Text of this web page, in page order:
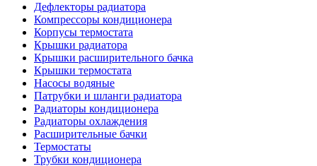
Дефлекторы радиатора
Компрессоры кондиционера
Корпусы термостата
Крышки радиатора
Крышки расширительного бачка
Крышки термостата
Насосы водяные
Патрубки и шланги радиатора
Радиаторы кондиционера
Радиаторы охлаждения
Расширительные бачки
Термостаты
Трубки кондиционера